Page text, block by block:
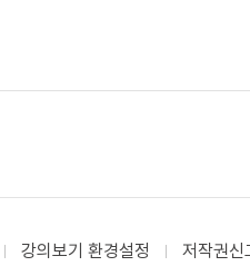
강의보기 환경설정 저작권신